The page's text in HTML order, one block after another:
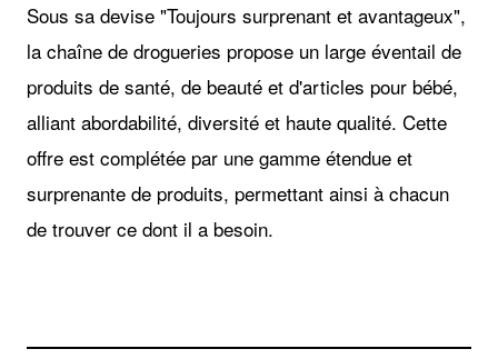
Sous sa devise "Toujours surprenant et avantageux",
la chaîne de drogueries propose un large éventail de
produits de santé, de beauté et d'articles pour bébé,
alliant abordabilité, diversité et haute qualité. Cette
offre est complétée par une gamme étendue et
surprenante de produits, permettant ainsi à chacun
de trouver ce dont il a besoin.